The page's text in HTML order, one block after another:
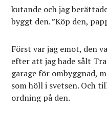
kutande och jag
byggt den. ”Köp den,
Först var jag emot, den
efter att jag hade sålt
garage för ombyggnad,
som höll i svetsen. Och
ordning på den.